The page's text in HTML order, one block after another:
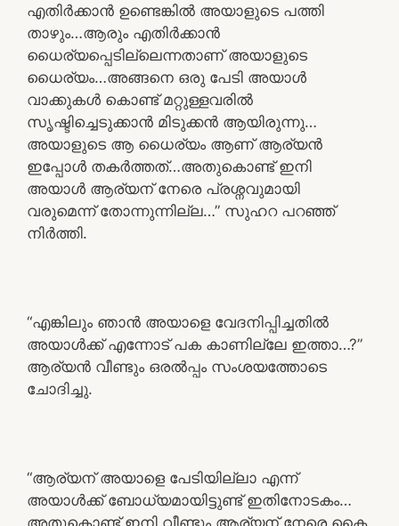
എതിർക്കാൻ ഉണ്ടെങ്കിൽ അയാളുടെ പത്തി
താഴും…ആരും എതിർക്കാൻ
ധൈര്യപ്പെടില്ലെന്നതാണ് അയാളുടെ
ധൈര്യം…അങ്ങനെ ഒരു പേടി അയാൾ
വാക്കുകൾ കൊണ്ട് മറ്റുള്ളവരിൽ
സൃഷ്ടിച്ചെടുക്കാൻ മിടുക്കൻ ആയിരുന്നു…
അയാളുടെ ആ ധൈര്യം ആണ് ആര്യൻ
ഇപ്പോൾ തകർത്തത്…അതുകൊണ്ട് ഇനി
അയാൾ ആര്യന് നേരെ പ്രശ്നവുമായി
വരുമെന്ന് തോന്നുന്നില്ല…” സുഹറ പറഞ്ഞ്
നിർത്തി.
“എങ്കിലും ഞാൻ അയാളെ വേദനിപ്പിച്ചതിൽ
അയാൾക്ക് എന്നോട് പക കാണില്ലേ ഇത്താ…?”
ആര്യൻ വീണ്ടും ഒരൽപ്പം സംശയത്തോടെ
ചോദിച്ചു.
“ആര്യന് അയാളെ പേടിയില്ലാ എന്ന്
അയാൾക്ക് ബോധ്യമായിട്ടുണ്ട് ഇതിനോടകം…
അതുകൊണ്ട് ഇനി വീണ്ടും ആര്യന് നേരെ കൈ